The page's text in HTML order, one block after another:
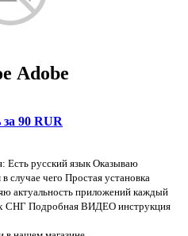
Adobe
90 RUR
Есть русский язык Оказываю
случае чего Простая установка
актуальность приложений каждый
СНГ Подробная ВИДЕО инструкция